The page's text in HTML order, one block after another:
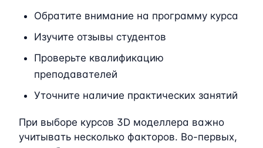
Обратите внимание на программу курса
Изучите отзывы студентов
Проверьте квалификацию
преподавателей
Уточните наличие практических занятий
При выборе курсов 3D моделлера важно
учитывать несколько факторов. Во-первых,